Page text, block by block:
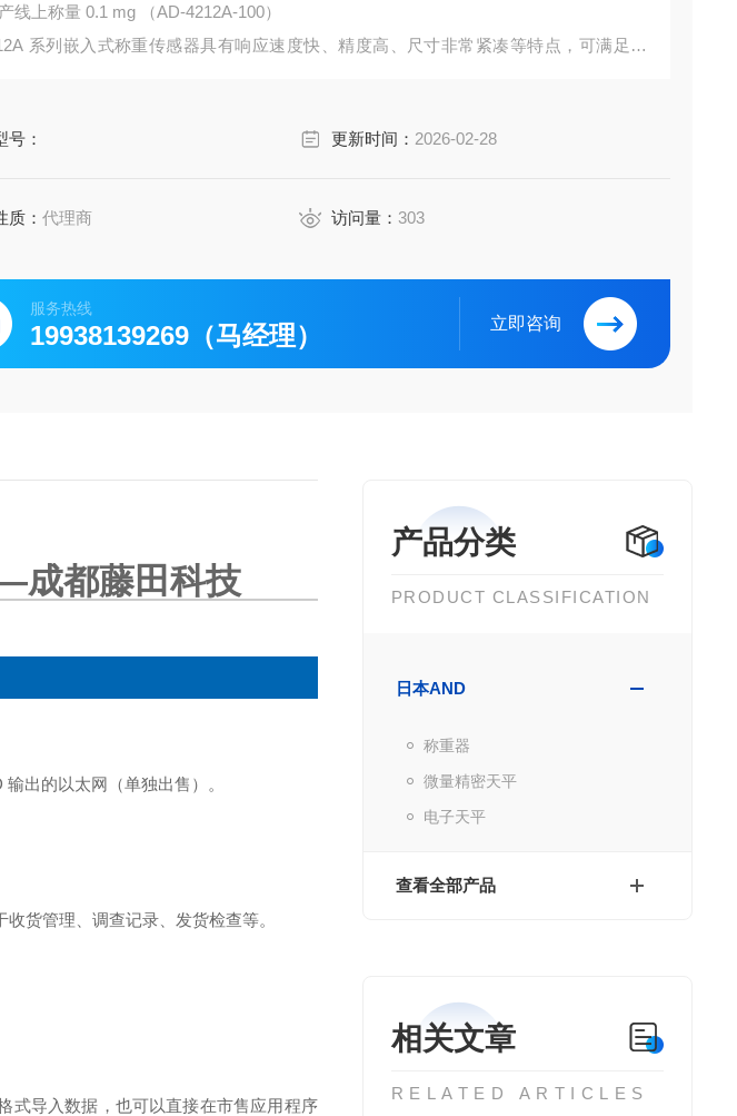
线上称量 0.1 mg （AD-4212A-100）
系列嵌入式称重传感器具有响应速度快、精度高、尺寸非常紧凑等特点，可满足制
准砝码
号： 更新时间： 2026-02-28
质：代理商 访问量： 303
服务热线
19938139269（马经理） 立即咨询
产品分类
PRODUCT CLASSIFICATION
日本AND
称重器
微量精密天平
电子天平
查看全部产品
相关文章
RELATED ARTICLES
成都藤田科技
出的以太网（单独出售）。
收货管理、调查记录、发货检查等。
式导入数据，也可以直接在市售应用程序